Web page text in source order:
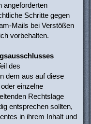
angeforderten
Schritte gegen
Mails bei Verstößen
vorbehalten.
des
dem aus auf diese
einzelne
Rechtslage
entsprechen sollten,
in ihrem Inhalt und